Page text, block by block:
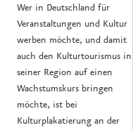
Wer in Deutschland für
Veranstaltungen und Kultur
werben möchte, und damit
auch den Kulturtourismus in
seiner Region auf einen
Wachstumskurs bringen
möchte, ist bei
Kulturplakatierung an der